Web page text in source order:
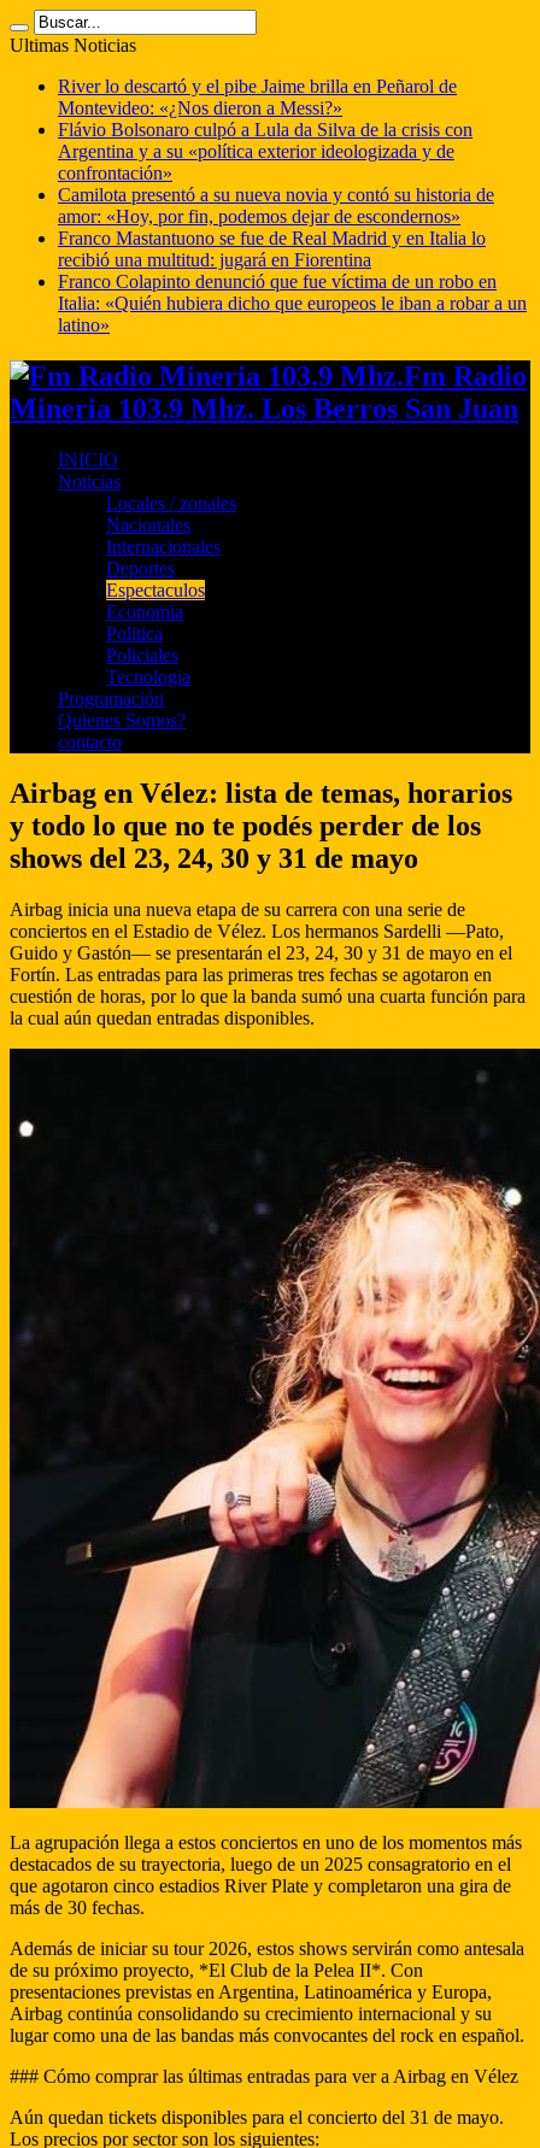
Ultimas Noticias
River lo descartó y el pibe Jaime brilla en Peñarol de
Montevideo: «¿Nos dieron a Messi?»
Flávio Bolsonaro culpó a Lula da Silva de la crisis con
Argentina y a su «política exterior ideologizada y de
confrontación»
Camilota presentó a su nueva novia y contó su historia de
amor: «Hoy, por fin, podemos dejar de escondernos»
Franco Mastantuono se fue de Real Madrid y en Italia lo
recibió una multitud: jugará en Fiorentina
Franco Colapinto denunció que fue víctima de un robo en
Italia: «Quién hubiera dicho que europeos le iban a robar a un
latino»
Fm Radio
Mineria 103.9 Mhz. Los Berros San Juan
INICIO
Noticias
Locales / zonales
Nacionales
Internacionales
Deportes
Espectaculos
Economia
Politica
Policiales
Tecnologia
Programación
Quienes Somos?
contacto
Airbag en Vélez: lista de temas, horarios
y todo lo que no te podés perder de los
shows del 23, 24, 30 y 31 de mayo
Airbag inicia una nueva etapa de su carrera con una serie de
conciertos en el Estadio de Vélez. Los hermanos Sardelli —Pato,
Guido y Gastón— se presentarán el 23, 24, 30 y 31 de mayo en el
Fortín. Las entradas para las primeras tres fechas se agotaron en
cuestión de horas, por lo que la banda sumó una cuarta función para
la cual aún quedan entradas disponibles.
La agrupación llega a estos conciertos en uno de los momentos más
destacados de su trayectoria, luego de un 2025 consagratorio en el
que agotaron cinco estadios River Plate y completaron una gira de
más de 30 fechas.
Además de iniciar su tour 2026, estos shows servirán como antesala
de su próximo proyecto, *El Club de la Pelea II*. Con
presentaciones previstas en Argentina, Latinoamérica y Europa,
Airbag continúa consolidando su crecimiento internacional y su
lugar como una de las bandas más convocantes del rock en español.
### Cómo comprar las últimas entradas para ver a Airbag en Vélez
Aún quedan tickets disponibles para el concierto del 31 de mayo.
Los precios por sector son los siguientes: